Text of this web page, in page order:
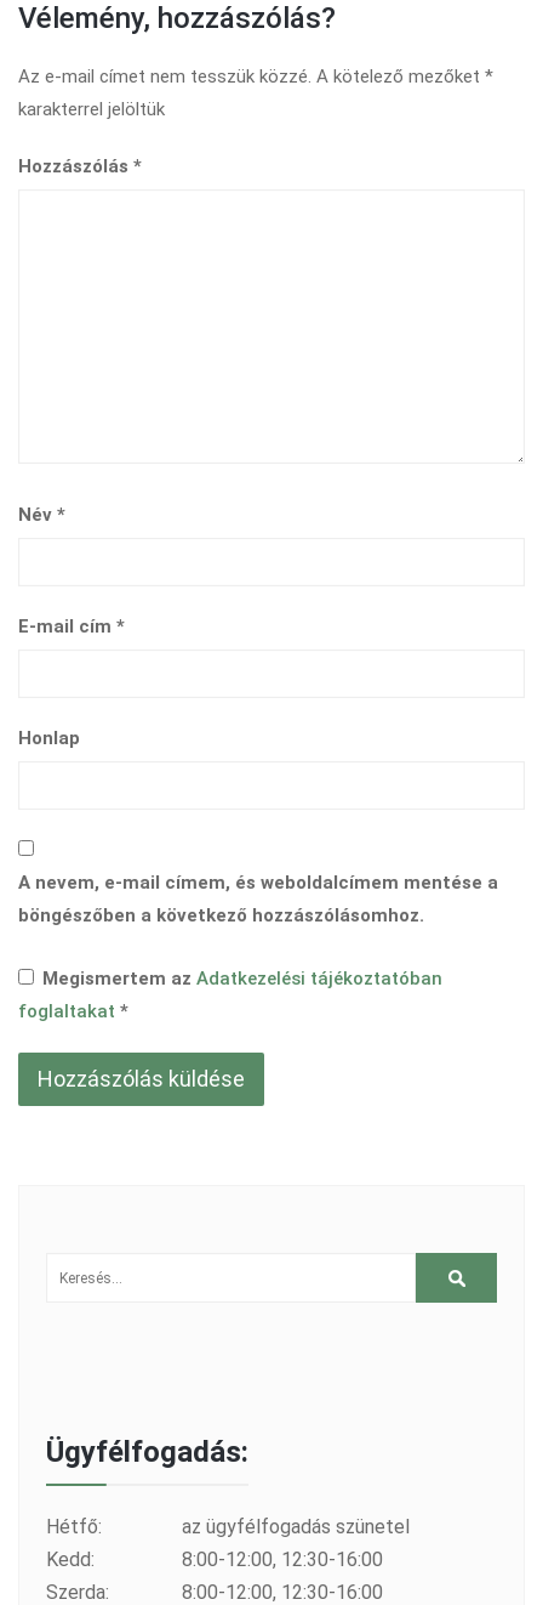
Vélemény, hozzászólás?
Az e-mail címet nem tesszük közzé. A kötelező mezőket *
karakterrel jelöltük
Hozzászólás *
Név *
E-mail cím *
Honlap
A nevem, e-mail címem, és weboldalcímem mentése a
böngészőben a következő hozzászólásomhoz.
Megismertem az Adatkezelési tájékoztatóban
foglaltakat *
Ügyfélfogadás:
Hétfő:
az ügyfélfogadás szünetel
Kedd:
8:00-12:00, 12:30-16:00
Szerda:
8:00-12:00, 12:30-16:00